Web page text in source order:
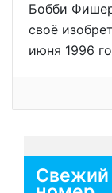
Бобби
своё
июня 1996
Свежий